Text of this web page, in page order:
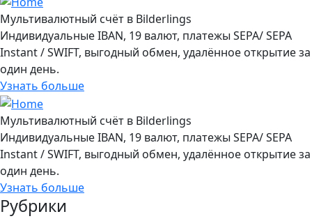
Мультивалютный счёт в Bilderlings
Индивидуальные IBAN, 19 валют, платежы SEPA/ SEPA
Instant / SWIFT, выгодный обмен, удалённое открытие за
один день.
Узнать больше
Мультивалютный счёт в Bilderlings
Индивидуальные IBAN, 19 валют, платежы SEPA/ SEPA
Instant / SWIFT, выгодный обмен, удалённое открытие за
один день.
Узнать больше
Рубрики